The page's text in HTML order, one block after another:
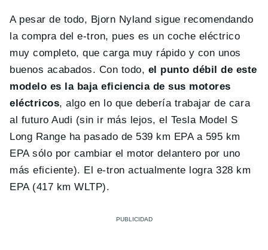
A pesar de todo, Bjorn Nyland sigue recomendando
la compra del e-tron, pues es un coche eléctrico
muy completo, que carga muy rápido y con unos
buenos acabados. Con todo, el punto débil de este
modelo es la baja eficiencia de sus motores
eléctricos, algo en lo que debería trabajar de cara
al futuro Audi (sin ir más lejos, el Tesla Model S
Long Range ha pasado de 539 km EPA a 595 km
EPA sólo por cambiar el motor delantero por uno
más eficiente). El e-tron actualmente logra 328 km
EPA (417 km WLTP).